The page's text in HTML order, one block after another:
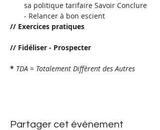
sa politique tarifaire Savoir Conclure
- Relancer à bon escient
// Exercices pratiques
// Fidéliser - Prospecter
* TDA = Totalement Diffèrent des Autres
Partager cet événement